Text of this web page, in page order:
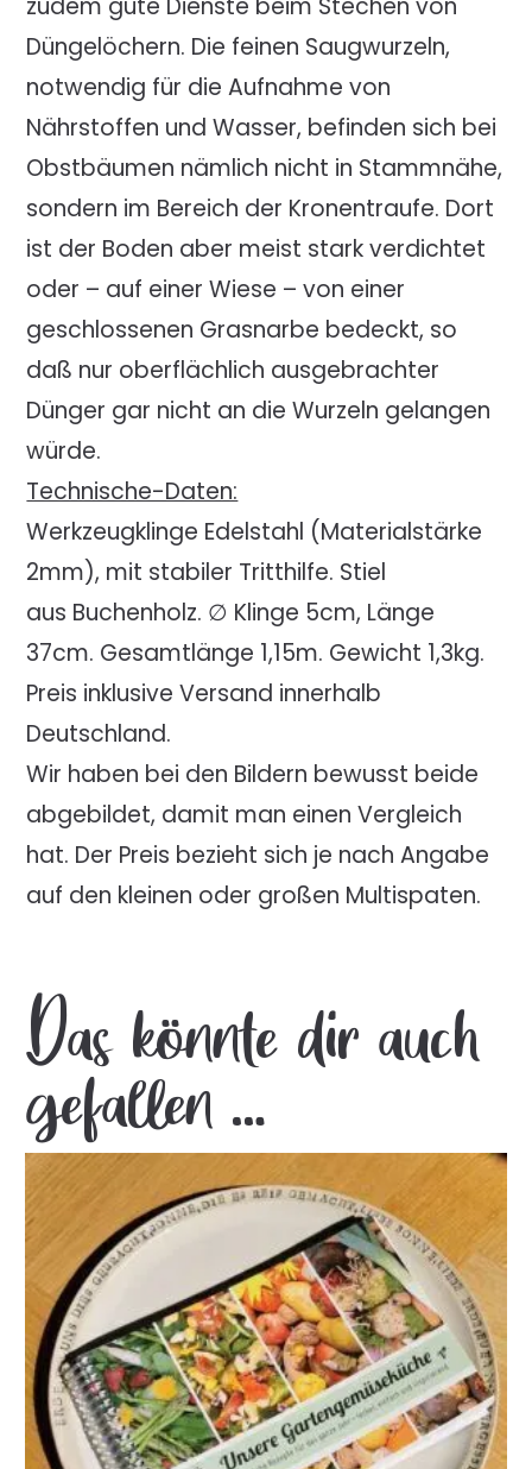
Düngelöchern. Die feinen Saugwurzeln,
notwendig für die Aufnahme von
Nährstoffen und Wasser, befinden sich bei
Obstbäumen nämlich nicht in Stammnähe,
sondern im Bereich der Kronentraufe. Dort
ist der Boden aber meist stark verdichtet
oder – auf einer Wiese – von einer
geschlossenen Grasnarbe bedeckt, so
daß nur oberflächlich ausgebrachter
Dünger gar nicht an die Wurzeln gelangen
würde.
Technische-Daten:
Werkzeugklinge Edelstahl (Materialstärke
2mm), mit stabiler Tritthilfe. Stiel
aus Buchenholz. ∅ Klinge 5cm, Länge
37cm. Gesamtlänge 1,15m. Gewicht 1,3kg.
Preis inklusive Versand innerhalb
Deutschland.
Wir haben bei den Bildern bewusst beide
abgebildet, damit man einen Vergleich
hat. Der Preis bezieht sich je nach Angabe
auf den kleinen oder großen Multispaten.
Das könnte dir auch
gefallen …